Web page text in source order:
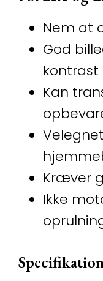
Nem at
God
kontrast
Kan
Kræver
Ikke